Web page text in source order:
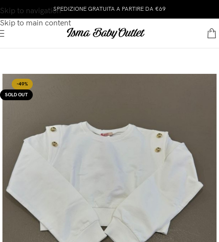
Skip to navigation
Skip to main content
SPEDIZIONE GRATUITA A PARTIRE DA €69
-49%
SOLD OUT